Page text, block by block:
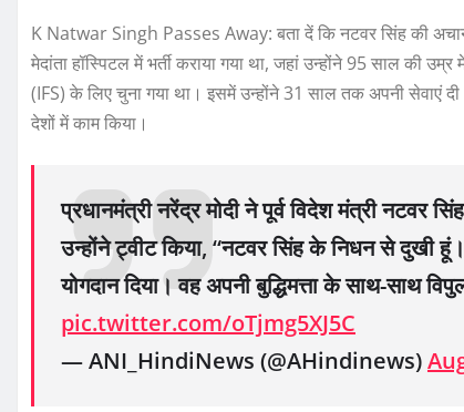
K Natwar Singh Passes Away: बता दें कि नटवर सिंह की
मेदांता हॉस्पिटल में भर्ती कराया गया था, जहां उन्होंने 95 साल की
(IFS) के लिए चुना गया था। इसमें उन्होंने 31 साल तक अपनी सेवाएं
देशों में काम किया।
प्रधानमंत्री नरेंद्र मोदी ने पूर्व विदेश मंत्री नटवर
उन्होंने ट्वीट किया, “नटवर सिंह के निधन से दुखी
योगदान दिया। वह अपनी बुद्धिमत्ता के साथ-साथ
pic.twitter.com/oTjmg5XJ5C
— ANI_HindiNews (@AHindinews)